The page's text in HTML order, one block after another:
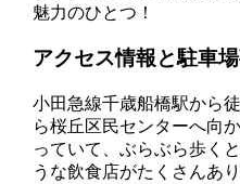
魅力のひとつ！
アクセス情報と駐車
小田急線千歳船橋駅から
ら桜丘区民センターへ向
っていて、ぶらぶら歩く
うな飲食店がたくさんあり